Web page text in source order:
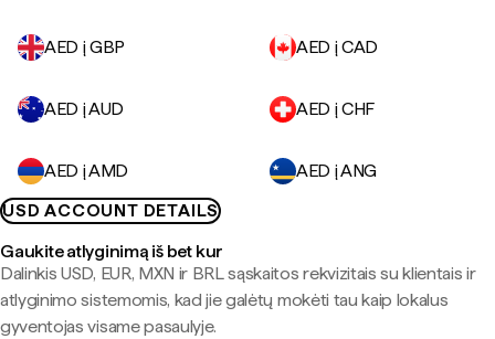
AED į GBP AED į CAD
AED į AUD AED į CHF
AED į AMD
AED į ANG
USD ACCOUNT DETAILS
Gaukite atlyginimą iš bet kur
Dalinkis USD, EUR, MXN ir BRL sąskaitos rekvizitais su klientais ir
atlyginimo sistemomis, kad jie galėtų mokėti tau kaip lokalus
gyventojas visame pasaulyje.